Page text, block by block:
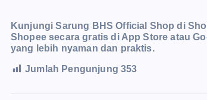
Kunjungi Sarung BHS Official Shop di
Shopee secara gratis di App Store atau
yang lebih nyaman dan praktis.
Jumlah Pengunjung 353